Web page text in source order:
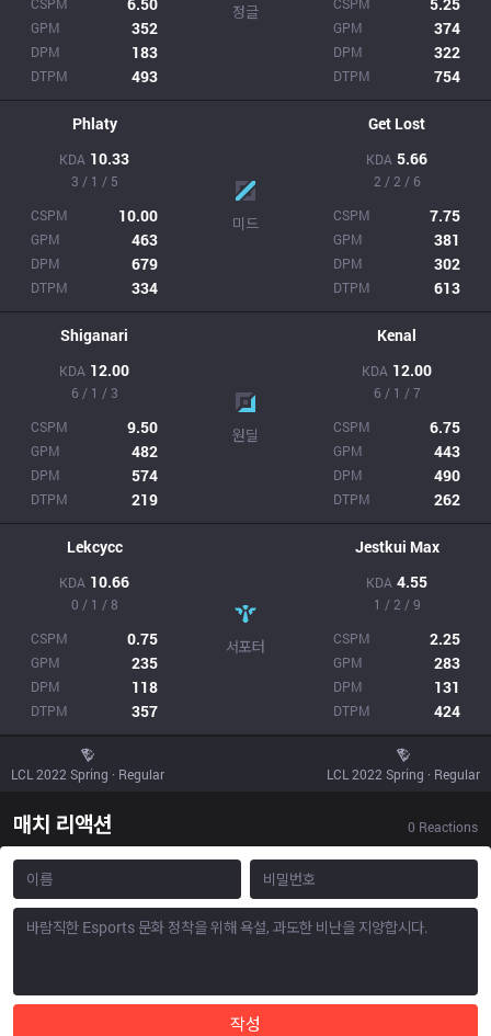
GPM 352
DPM 183
DTPM 493
정글
GPM 374
DPM 322
DTPM 754
Phlaty
KDA 10.33
3 / 1 / 5
CSPM
10.00
GPM 463
DPM 679
DTPM 334
미드
Get Lost
KDA 5.66
2 / 2 / 6
CSPM
7.75
GPM 381
DPM 302
DTPM 613
Shiganari
KDA 12.00
6 / 1 / 3
CSPM
9.50
GPM 482
DPM 574
DTPM 219
원딜
Kenal
KDA 12.00
6 / 1 / 7
CSPM
6.75
GPM 443
DPM 490
DTPM 262
Lekcycc
KDA 10.66
0 / 1 / 8
CSPM
0.75
GPM 235
DPM 118
DTPM 357
서포터
Jestkui Max
KDA 4.55
1 / 2 / 9
CSPM
2.25
GPM 283
DPM 131
DTPM 424
LCL 2022 Spring · Regular LCL 2022 Spring · Regular
매치 리액션 0 Reactions
작성